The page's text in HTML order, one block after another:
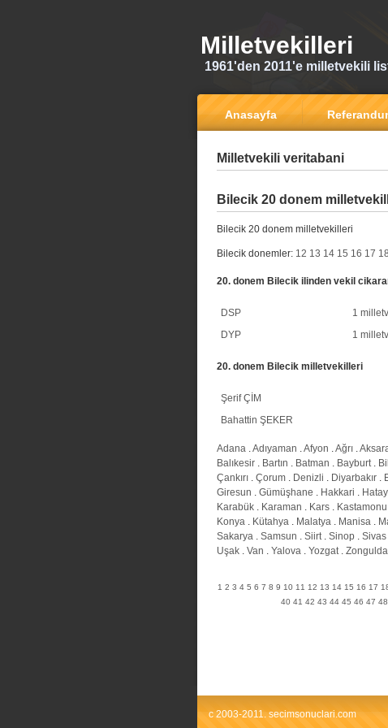
Milletvekilleri
1961'den 2011'e milletvekili
Anasayfa
Milletvekili veritabani
Bilecik 20 donem
Bilecik 20 donem milletvekilleri
Bilecik donemler: 12 13 14 15 16 17 18
20. donem Bilecik ilinden vekil
DSP
1
DYP
1
20. donem Bilecik milletvekilleri
Şerif ÇİM
Bahattin ŞEKER
Adana .Adıyaman .Afyon .Ağrı .
Balıkesir . Bartın . Batman . Bayburt.
Çankırı . Çorum . Denizli . Diyarbakır .
Giresun . Gümüşhane . Hakkari . Hatay
Karabük . Karaman . Kars . Kastamonu
Konya . Kütahya . Malatya . Manisa .
Sakarya . Samsun . Siirt. Sinop . Sivas
Uşak . Van . Yalova . Yozgat.
1 2 3 4 5 6 7 8 9 10 11 12 13 14 15 16 17
40 41 42 43 44 45 46 47 48
c 2003-2011. secimsonuclari.com